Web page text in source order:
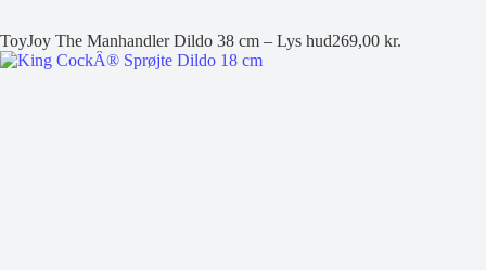
ToyJoy The Manhandler Dildo 38 cm – Lys hud269,00 kr.